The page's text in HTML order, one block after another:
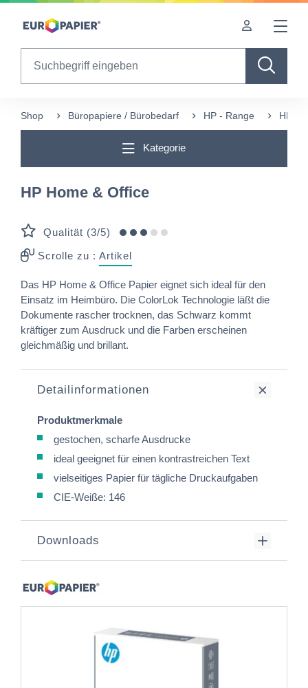
Table Of Content
Shop Büropapiere / Bürobedarf HP - Range HP
Kategorie
HP Home & Office
Qualität (3/5)
Scrolle zu : Artikel
Das HP Home & Office Papier eignet sich ideal für den
Einsatz im Heimbüro. Die ColorLok Technologie läßt die
Dokumente rascher trocknen, das Schwarz kommt
kräftiger zum Ausdruck und die Farben erscheinen
gleichmäßig und brillant.
Detailinformationen
Produktmerkmale
gestochen, scharfe Ausdrucke
ideal geeignet für einen kontrastreichen Text
vielseitiges Papier für tägliche Druckaufgaben
CIE-Weiße: 146
Downloads